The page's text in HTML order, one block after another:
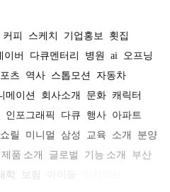
커피 스케치 기업홍보
횟집
이버 다큐멘터리 병원 ai
오프닝
츠 역사 스톱모션
자동차
메이션 회사소개 문화 캐릭터
인포그래픽 다큐 행사 아파트
쇼릴 미니멀 삼성 교육 소개
분양
제품 소개 글로벌 기능 소개
부산
학 보험